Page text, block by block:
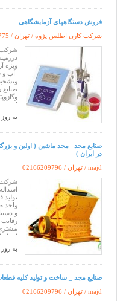
فروش دستگاههای آزمایشگاهی
شرکت کارن اطلس پژوه / تهران /
ویژه
-آب و
به
صنایع مجد _مجد ماشین ( اولین و
در ایران )
majd / تهران /
02166209796
و
رقابت
به
صنایع مجد _ ساخت و تولید کلیه
majd / تهران /
02166209796